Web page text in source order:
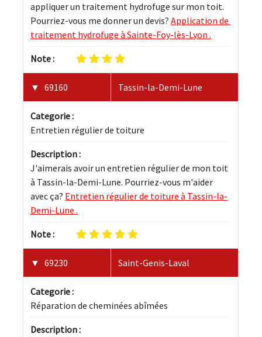
appliquer un traitement hydrofuge sur mon toit.
Pourriez-vous me donner un devis? Application de
traitement hydrofuge à Sainte-Foy-lès-Lyon .
Note :
69160 Tassin-la-Demi-Lune
Categorie :
Entretien régulier de toiture
Description :
J'aimerais avoir un entretien régulier de mon toit
à Tassin-la-Demi-Lune. Pourriez-vous m'aider
avec ça? Entretien régulier de toiture à Tassin-la-
Demi-Lune .
Note :
69230 Saint-Genis-Laval
Categorie :
Réparation de cheminées abîmées
Description :